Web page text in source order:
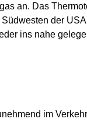
an. Das
der
ins nahe
im